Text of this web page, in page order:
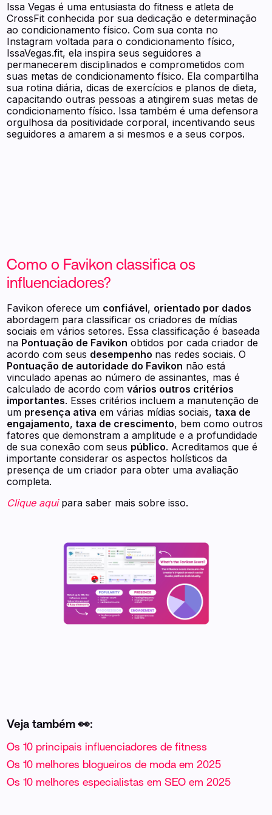
Issa Vegas é uma entusiasta do fitness e atleta de
CrossFit conhecida por sua dedicação e determinação
ao condicionamento físico. Com sua conta no
Instagram voltada para o condicionamento físico,
IssaVegas.fit, ela inspira seus seguidores a
permanecerem disciplinados e comprometidos com
suas metas de condicionamento físico. Ela compartilha
sua rotina diária, dicas de exercícios e planos de dieta,
capacitando outras pessoas a atingirem suas metas de
condicionamento físico. Issa também é uma defensora
orgulhosa da positividade corporal, incentivando seus
seguidores a amarem a si mesmos e a seus corpos.
Como o Favikon classifica os
influenciadores?
Favikon oferece um confiável, orientado por dados
abordagem para classificar os criadores de mídias
sociais em vários setores. Essa classificação é baseada
na Pontuação de Favikon obtidos por cada criador de
acordo com seus desempenho nas redes sociais. O
Pontuação de autoridade do Favikon não está
vinculado apenas ao número de assinantes, mas é
calculado de acordo comvários outros critérios
importantes. Esses critérios incluem a manutenção de
um presença ativa em várias mídias sociais, taxa de
engajamento, taxa de crescimento, bem como outros
fatores que demonstram a amplitude e a profundidade
de sua conexão com seus público. Acreditamos que é
importante considerar os aspectos holísticos da
presença de um criador para obter uma avaliação
completa.
Clique aquipara saber mais sobre isso.
Veja também 👀:
Os 10 principais influenciadores de fitness
Os 10 melhores blogueiros de moda em 2025
Os 10 melhores especialistas em SEO em 2025